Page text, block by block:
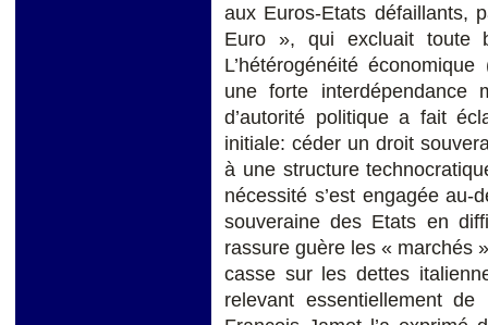
aux Euros-Etats défaillants,
Euro », qui excluait toute
L’hétérogénéité
une forte interdépendance
d’autorité politique a fait
initiale: céder un droit
à une structure
nécessité s’est engagée
souveraine des Etats en
rassure guère les « marchés
casse sur les dettes
relevant essentiellement